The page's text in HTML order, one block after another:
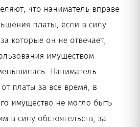
что наниматель вправе
платы, если в силу
которые он не отвечает,
имуществом
Наниматель
платы за все время, в
имущество не могло быть
в силу обстоятельств, за